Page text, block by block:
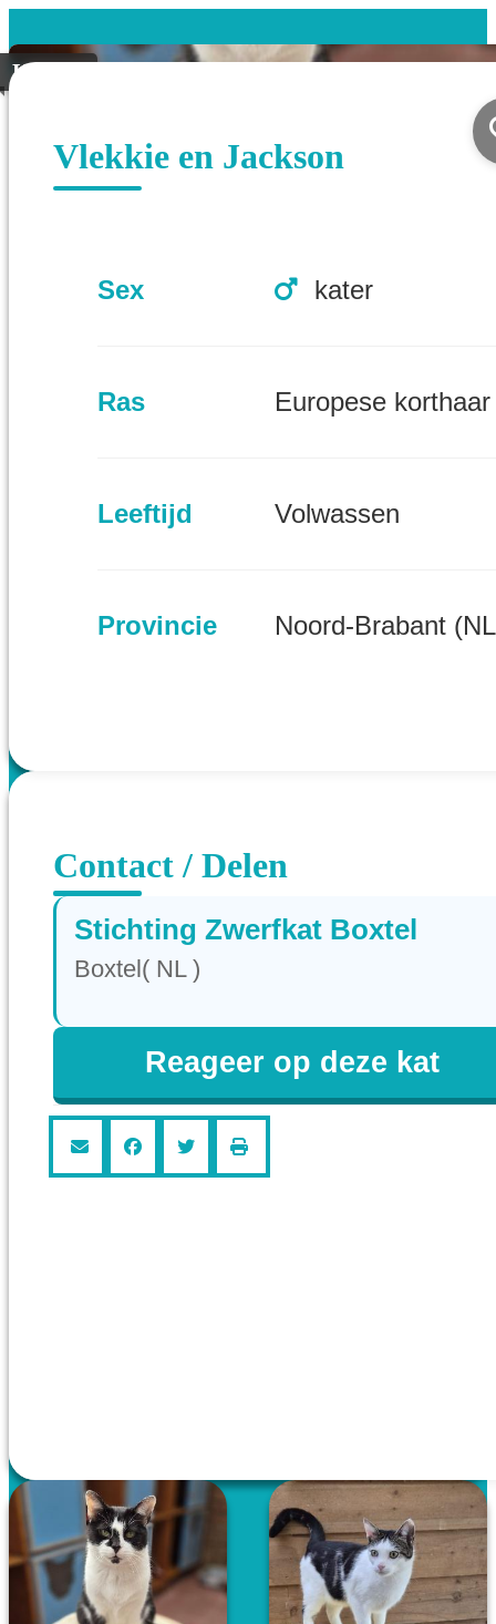
Koppel
Vlekkie en Jackson
Sex kater
Ras Europese korthaar
Leeftijd Volwassen
Provincie Noord-Brabant
Contact / Delen
Stichting Zwerfkat Boxtel
Boxtel( NL )
Reageer op deze kat